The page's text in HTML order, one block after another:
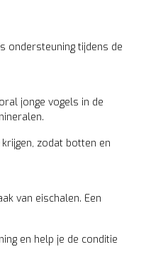
ondersteuning tijdens de
jonge vogels in de
zodat botten en
van eischalen. Een
en help je de conditie